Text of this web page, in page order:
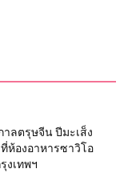
กว่า
ลตรุษจีน ปีมะเส็ง
ห้องอาหารซาวิโอ
งเทพฯ